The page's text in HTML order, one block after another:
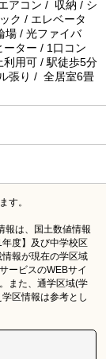
アコン / 収納 / シ
ク / エレベータ
場 / 光ファイバ
ター / 1口コン
用可 / 駅徒歩5分
張り / 全居室6畳
す。
報は、国土数値情報
度】及び中学校区
報が現在の学区域
ービスのWEBサイ
また、通学区域(学
区情報は参考とし